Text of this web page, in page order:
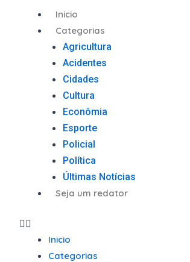
Inicio
Categorias
Agricultura
Acidentes
Cidades
Cultura
Econômia
Esporte
Policial
Política
Últimas Notícias
Seja um redator
Menu
Inicio
Categorias